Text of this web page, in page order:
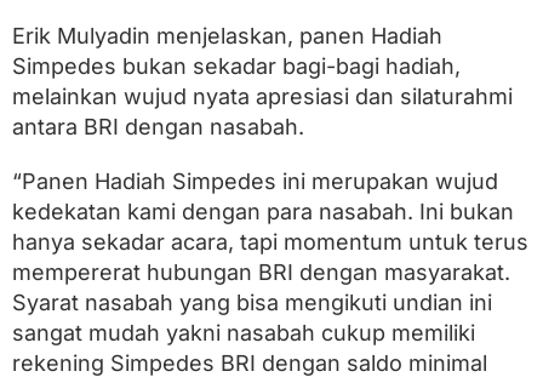
e
Erik Mulyadin menjelaskan, panen Hadiah
Simpedes bukan sekadar bagi-bagi hadiah,
melainkan wujud nyata apresiasi dan silaturahmi
antara BRI dengan nasabah.
“Panen Hadiah Simpedes ini merupakan wujud
kedekatan kami dengan para nasabah. Ini bukan
hanya sekadar acara, tapi momentum untuk terus
mempererat hubungan BRI dengan masyarakat.
Syarat nasabah yang bisa mengikuti undian ini
sangat mudah yakni nasabah cukup memiliki
rekening Simpedes BRI dengan saldo minimal